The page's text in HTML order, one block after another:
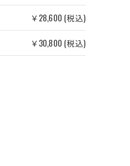
￥28,600 (税込)
￥30,800 (税込)